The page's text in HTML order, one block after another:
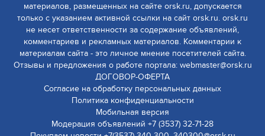
материалов, размещенных на сайте orsk.ru, допускается
только с указанием активной ссылки на сайт orsk.ru. orsk.ru
не несет ответственности за содержание объявлений,
комментариев и рекламных материалов. Комментарии к
материалам сайта - это личное мнение посетителей сайта.
Отзывы и предложения о работе портала: webmaster@orsk.ru
ДОГОВОР-ОФЕРТА
Согласие на обработку персональных данных
Политика конфиденциальности
Мобильная версия
Модерация объявлений +7 (3537) 32-71-28